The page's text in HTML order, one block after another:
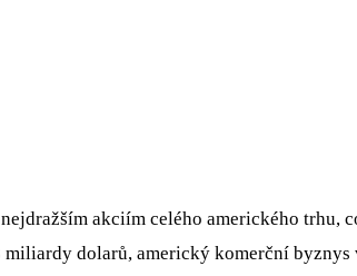
akciím celého amerického trhu,
dolarů, americký komerční